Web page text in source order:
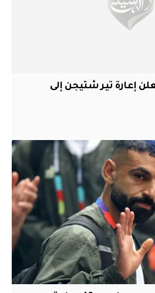
إعارة تير شتيجن إلى